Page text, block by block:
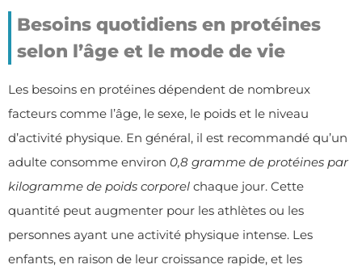
Besoins quotidiens en protéines
selon l’âge et le mode de vie
Les besoins en protéines dépendent de nombreux
facteurs comme l’âge, le sexe, le poids et le niveau
d’activité physique. En général, il est recommandé qu’un
adulte consomme environ 0,8 gramme de protéines par
kilogramme de poids corporel chaque jour. Cette
quantité peut augmenter pour les athlètes ou les
personnes ayant une activité physique intense. Les
enfants, en raison de leur croissance rapide, et les